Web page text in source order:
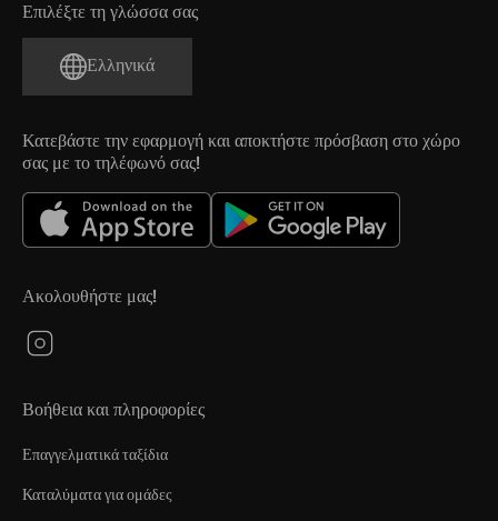
Επιλέξτε τη γλώσσα σας
Ελληνικά
Κατεβάστε την εφαρμογή και αποκτήστε πρόσβαση στο χώρο
σας με το τηλέφωνό σας!
Ακολουθήστε μας!
Βοήθεια και πληροφορίες
Επαγγελματικά ταξίδια
Καταλύματα για ομάδες